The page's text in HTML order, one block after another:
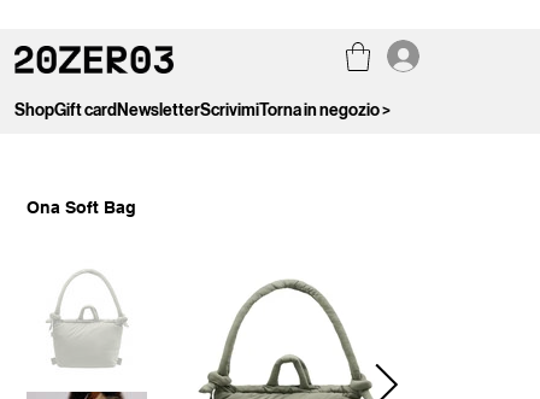
ShopGift card NewsletterScrivimiTorna in negozio >
Ona Soft Bag